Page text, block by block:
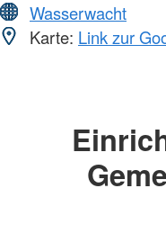
Wasserwacht
Karte: Link zur